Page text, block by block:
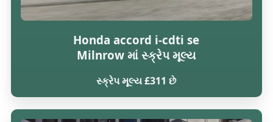
Honda accord i-cdti se
Milnrow માં સ્ક્રેપ મૂલ્ય
સ્ક્રેપ મૂલ્ય £311 છે